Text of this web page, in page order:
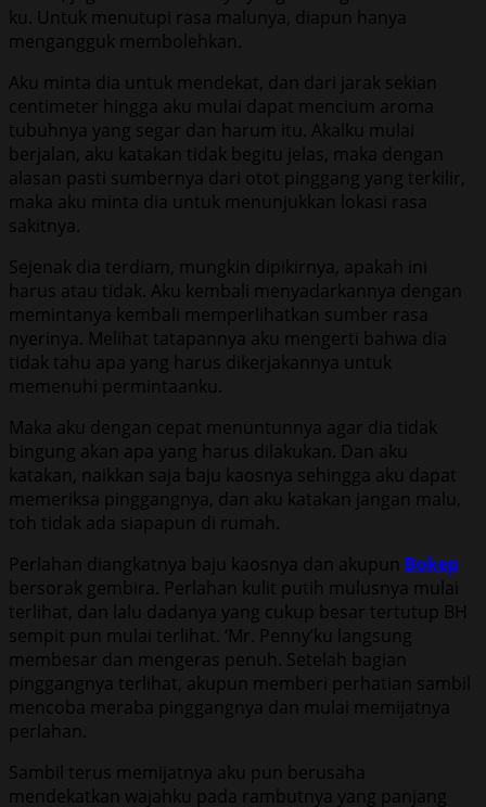
ku. Untuk menutupi rasa malunya, diapun hanya
mengangguk membolehkan.
Aku minta dia untuk mendekat, dan dari jarak sekian
centimeter hingga aku mulai dapat mencium aroma
tubuhnya yang segar dan harum itu. Akalku mulai
berjalan, aku katakan tidak begitu jelas, maka dengan
alasan pasti sumbernya dari otot pinggang yang terkilir,
maka aku minta dia untuk menunjukkan lokasi rasa
sakitnya.
Sejenak dia terdiam, mungkin dipikirnya, apakah ini
harus atau tidak. Aku kembali menyadarkannya dengan
memintanya kembali memperlihatkan sumber rasa
nyerinya. Melihat tatapannya aku mengerti bahwa dia
tidak tahu apa yang harus dikerjakannya untuk
memenuhi permintaanku.
Maka aku dengan cepat menuntunnya agar dia tidak
bingung akan apa yang harus dilakukan. Dan aku
katakan, naikkan saja baju kaosnya sehingga aku dapat
memeriksa pinggangnya, dan aku katakan jangan malu,
toh tidak ada siapapun di rumah.
Perlahan diangkatnya baju kaosnya dan akupun Bokep
bersorak gembira. Perlahan kulit putih mulusnya mulai
terlihat, dan lalu dadanya yang cukup besar tertutup BH
sempit pun mulai terlihat. ‘Mr. Penny’ku langsung
membesar dan mengeras penuh. Setelah bagian
pinggangnya terlihat, akupun memberi perhatian sambil
mencoba meraba pinggangnya dan mulai memijatnya
perlahan.
Sambil terus memijatnya aku pun berusaha
mendekatkan wajahku pada rambutnya yang panjang